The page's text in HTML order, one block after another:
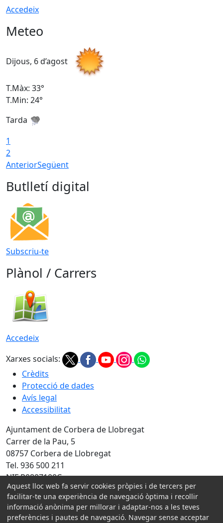
Accedeix
Meteo
Dijous, 6 d’agost
T.Màx: 33°
T.Min: 24°
Tarda
1
2
AnteriorSegüent
Butlletí digital
Subscriu-te
Plànol / Carrers
Accedeix
Xarxes socials:
Crèdits
Protecció de dades
Avís legal
Accessibilitat
Ajuntament de Corbera de Llobregat
Carrer de la Pau, 5
08757 Corbera de Llobregat
Tel. 936 500 211
NIF P0807100C
Amb la col·laboració de:
Aquest lloc web fa servir cookies pròpies i de tercers per
facilitar-te una experiència de navegació òptima i recollir
informació anònima per millorar i adaptar-nos a les teves
preferències i pautes de navegació. Navegar sense acceptar